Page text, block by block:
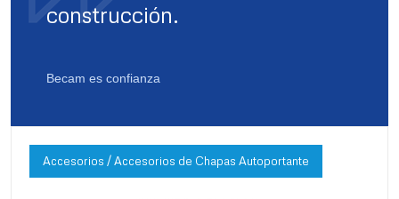
construcción.
Becam es confianza
Accesorios / Accesorios de Chapas Autoportante